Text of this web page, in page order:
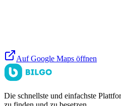
Auf Google Maps öffnen
Die schnellste und einfachste